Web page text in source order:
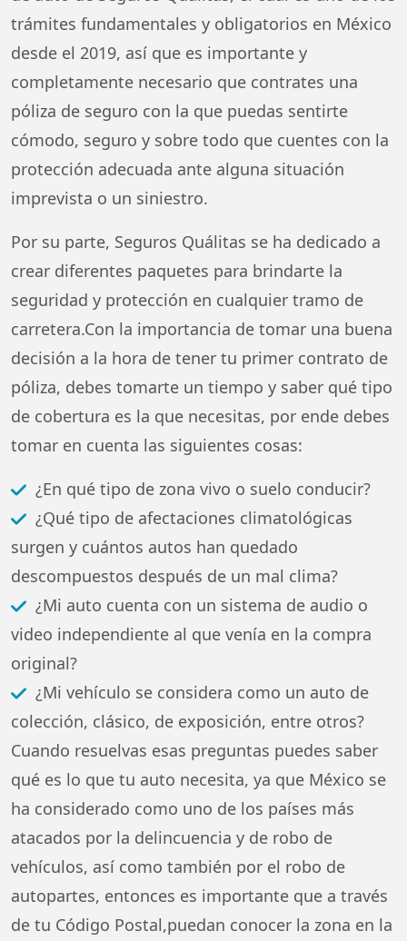
trámites fundamentales y obligatorios en México
desde el 2019, así que es importante y
completamente necesario que contrates una
póliza de seguro con la que puedas sentirte
cómodo, seguro y sobre todo que cuentes con la
protección adecuada ante alguna situación
imprevista o un siniestro.
Por su parte, Seguros Quálitas se ha dedicado a
crear diferentes paquetes para brindarte la
seguridad y protección en cualquier tramo de
carretera.Con la importancia de tomar una buena
decisión a la hora de tener tu primer contrato de
póliza, debes tomarte un tiempo y saber qué tipo
de cobertura es la que necesitas, por ende debes
tomar en cuenta las siguientes cosas:
¿En qué tipo de zona vivo o suelo conducir?
¿Qué tipo de afectaciones climatológicas
surgen y cuántos autos han quedado
descompuestos después de un mal clima?
¿Mi auto cuenta con un sistema de audio o
video independiente al que venía en la compra
original?
¿Mi vehículo se considera como un auto de
colección, clásico, de exposición, entre otros?
Cuando resuelvas esas preguntas puedes saber
qué es lo que tu auto necesita, ya que México se
ha considerado como uno de los países más
atacados por la delincuencia y de robo de
vehículos, así como también por el robo de
autopartes, entonces es importante que a través
de tu Código Postal,puedan conocer la zona en la